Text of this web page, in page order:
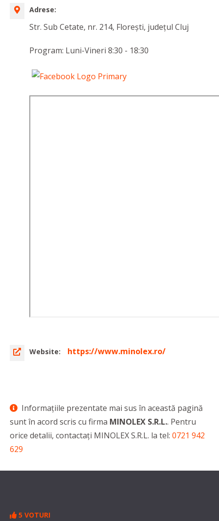
Adrese:
Str. Sub Cetate, nr. 214, Floreşti, județul Cluj
Program: Luni-Vineri 8:30 - 18:30
Website: https://www.minolex.ro/
Informaţiile prezentate mai sus în această pagină
sunt în acord scris cu firma MINOLEX S.R.L.. Pentru
orice detalii, contactaţi MINOLEX S.R.L. la tel: 0721 942
629
5 VOTURI